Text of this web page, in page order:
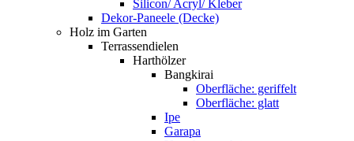
Silicon/ Acryl/ Kleber
Dekor-Paneele (Decke)
Holz im Garten
Terrassendielen
Harthölzer
Bangkirai
Oberfläche: geriffelt
Oberfläche: glatt
Ipe
Garapa